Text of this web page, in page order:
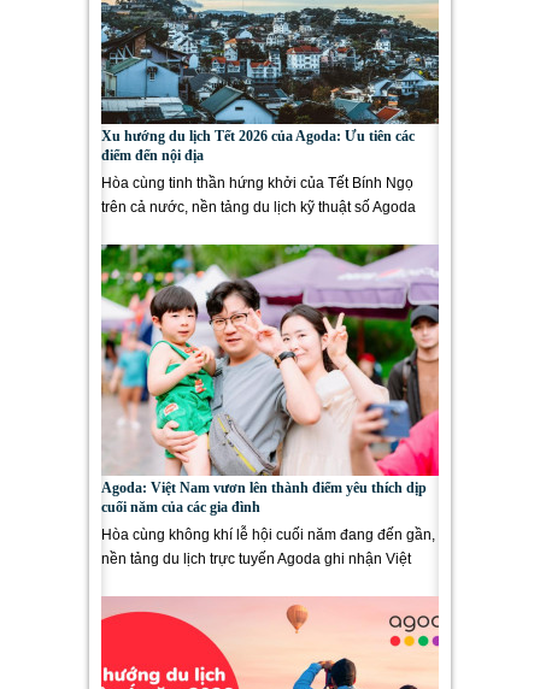
Xu hướng du lịch Tết 2026 của Agoda: Ưu tiên các
điểm đến nội địa
Hòa cùng tinh thần hứng khởi của Tết Bính Ngọ
trên cả nước, nền tảng du lịch kỹ thuật số Agoda
Agoda: Việt Nam vươn lên thành điểm yêu thích dịp
cuối năm của các gia đình
Hòa cùng không khí lễ hội cuối năm đang đến gần,
nền tảng du lịch trực tuyến Agoda ghi nhận Việt